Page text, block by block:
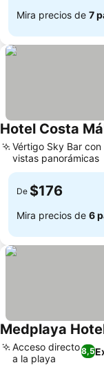
Mira precios de 7
Hotel Costa
Vértigo Sky Bar con
vistas panorámicas
De $176
Mira precios de 6
Medplaya
8,5
Acceso directo
a la playa